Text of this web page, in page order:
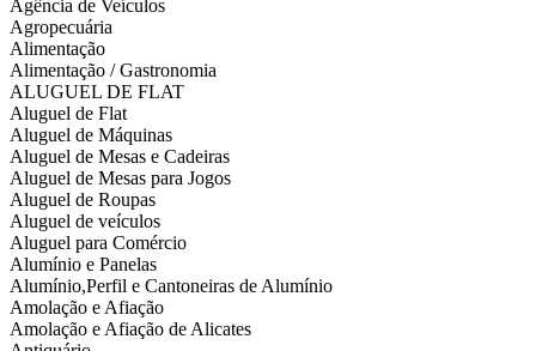
Agência de Veículos
Agropecuária
Alimentação
Alimentação / Gastronomia
ALUGUEL DE FLAT
Aluguel de Flat
Aluguel de Máquinas
Aluguel de Mesas e Cadeiras
Aluguel de Mesas para Jogos
Aluguel de Roupas
Aluguel de veículos
Aluguel para Comércio
Alumínio e Panelas
Alumínio,Perfil e Cantoneiras de Alumínio
Amolação e Afiação
Amolação e Afiação de Alicates